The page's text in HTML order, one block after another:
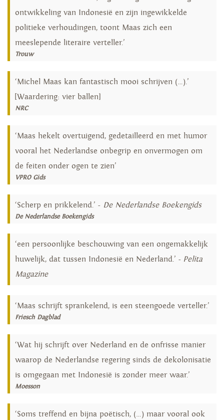
ontwikkeling van Indonesië en zijn ingewikkelde
politieke verhoudingen, toont Maas zich een
meeslepende literaire verteller.’
Trouw
‘Michel Maas kan fantastisch mooi schrijven (…).’
[Waardering: vier ballen]
NRC
‘Maas hekelt overtuigend, gedetailleerd en met humor
vooral het Nederlandse onbegrip en onvermogen om
de feiten onder ogen te zien’
VPRO Gids
‘Scherp en prikkelend.’ - De Nederlandse Boekengids
De Nederlandse Boekengids
‘een persoonlijke beschouwing van een ongemakkelijk
huwelijk, dat tussen Indonesië en Nederland.’ - Pelita
Magazine
‘Maas schrijft sprankelend, is een steengoede verteller.’
Friesch Dagblad
‘Wat hij schrijft over Nederland en de onfrisse manier
waarop de Nederlandse regering sinds de dekolonisatie
is omgegaan met Indonesië is zonder meer waar.’
Moesson
‘Soms treffend en bijna poëtisch, (…) maar vooral ook